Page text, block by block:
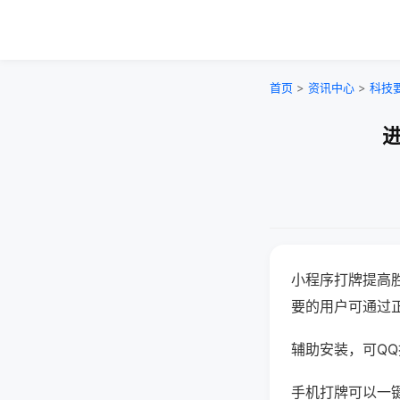
首页 > 资讯中心 > 科技
小程序打牌提高
要的用户可通过
辅助安装，可
手机打牌可以一